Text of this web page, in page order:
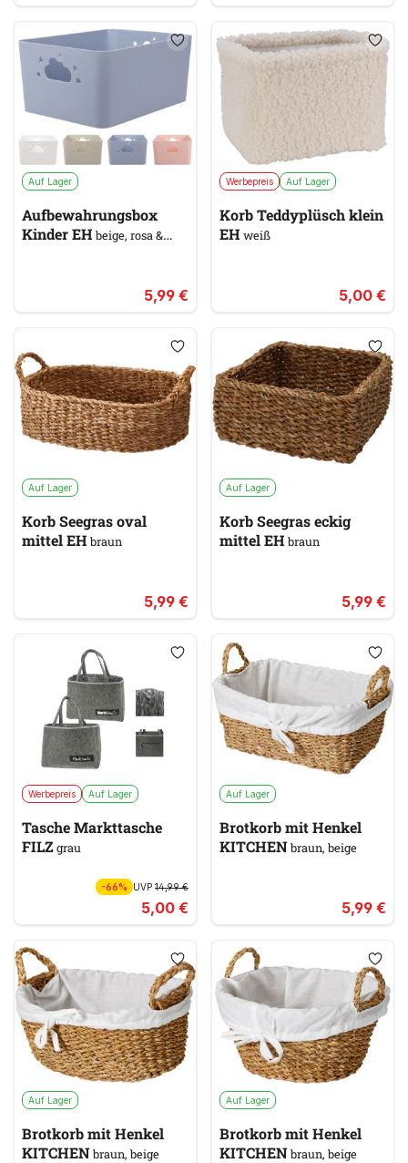
Auf Lager
Aufbewahrungsbox
Kinder EH beige, rosa &
5,99 €
Werbepreis Auf Lager
Korb Teddyplüsch klein
EH weiß
5,00 €
Auf Lager
Korb Seegras oval
mittel EH braun
5,99 €
Auf Lager
Korb Seegras eckig
mittel EH braun
5,99 €
Werbepreis Auf Lager
Tasche Markttasche
FILZgrau
-66% UVP 14,99 €
5,00 €
Auf Lager
Brotkorb mit Henkel
KITCHENbraun, beige
5,99 €
Auf Lager
Brotkorb mit Henkel
KITCHENbraun, beige
Auf Lager
Brotkorb mit Henkel
KITCHENbraun, beige